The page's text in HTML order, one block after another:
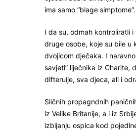
ima samo “blage
I da su, odmah kontroliratli
druge osobe, koje su bile u
dvojicom dječaka. I
savjeti” liječnika iz Charite,
difteruije, sva djeca, ali i
Sličnih propagndnih
iz Velike Britanije, a i iz
izbijanju ospica kod